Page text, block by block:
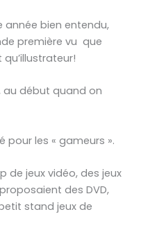
année bien entendu,
première vu que
au début quand on
pour les « gameurs ».
de jeux vidéo, des jeux
des DVD,
stand jeux de